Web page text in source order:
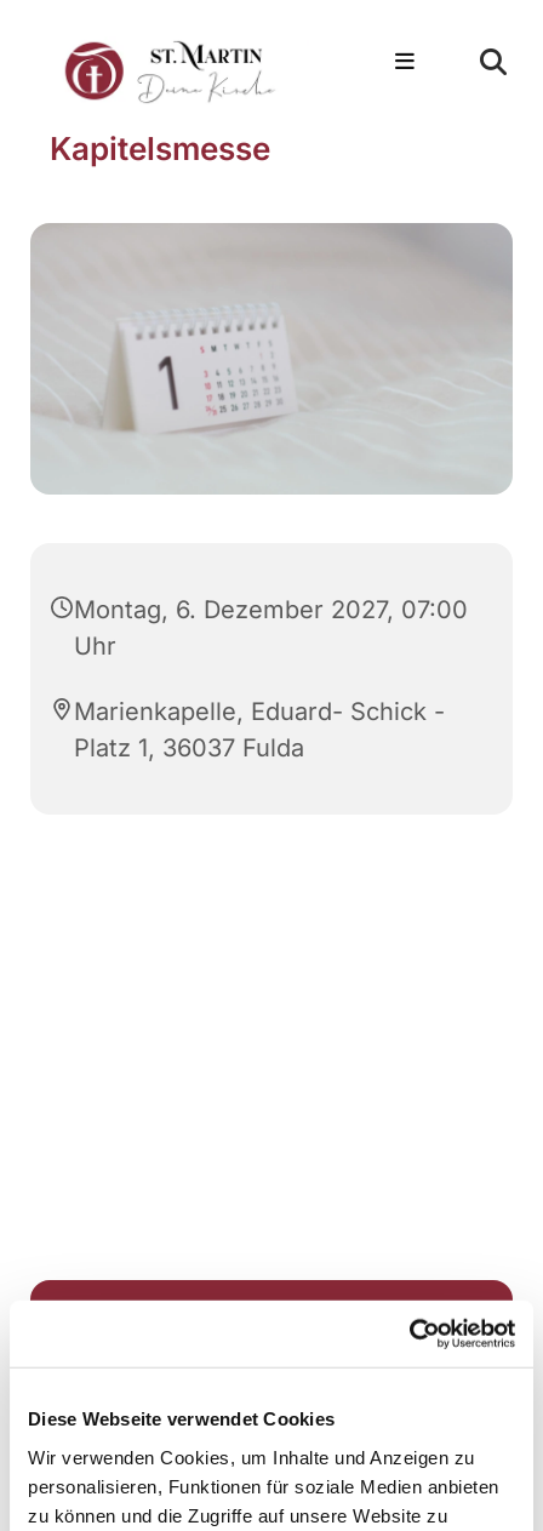
Diese Webseite verwendet Cookies
Wir verwenden Cookies, um Inhalte und Anzeigen zu
personalisieren, Funktionen für soziale Medien anbieten
zu können und die Zugriffe auf unsere Website zu
Kapitelsmesse
Montag, 6. Dezember 2027, 07:00
Uhr
Marienkapelle, Eduard- Schick -
Platz 1, 36037 Fulda
Dies könnte Sie auch